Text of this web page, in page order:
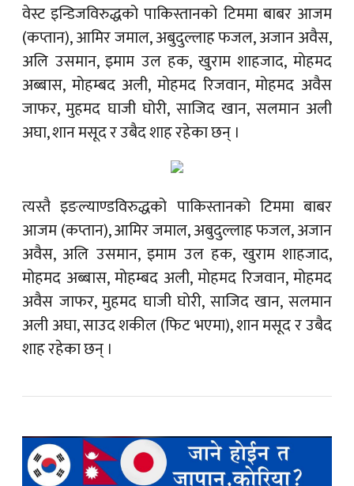
वेस्ट इन्डिजविरुद्धको पाकिस्तानको टिममा बाबर आजम
(कप्तान), आमिर जमाल, अबुदुल्लाह फजल, अजान अवैस,
अलि उसमान, इमाम उल हक, खुराम शाहजाद, मोहमद
अब्बास, मोहम्बद अली, मोहमद रिजवान, मोहमद अवैस
जाफर, मुहमद घाजी घोरी, साजिद खान, सलमान अली
अघा, शान मसूद र उबैद शाह रहेका छन् ।
त्यस्तै इङल्याण्डविरुद्धको पाकिस्तानको टिममा बाबर
आजम (कप्तान), आमिर जमाल, अबुदुल्लाह फजल, अजान
अवैस, अलि उसमान, इमाम उल हक, खुराम शाहजाद,
मोहमद अब्बास, मोहम्बद अली, मोहमद रिजवान, मोहमद
अवैस जाफर, मुहमद घाजी घोरी, साजिद खान, सलमान
अली अघा, साउद शकील (फिट भएमा), शान मसूद र उबैद
शाह रहेका छन् ।